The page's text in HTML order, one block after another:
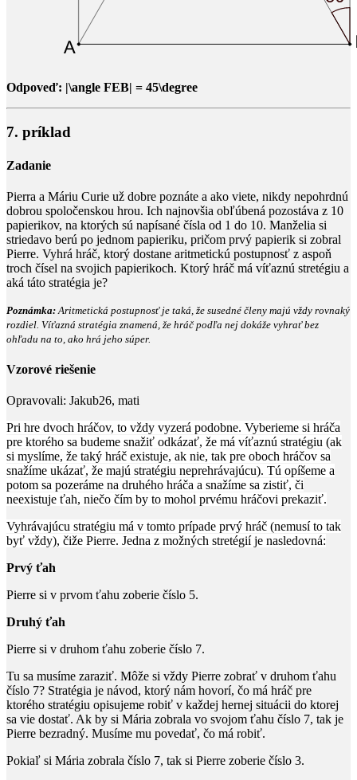
Odpoveď: |\angle FEB| = 45\degree
7. príklad
Zadanie
Pierra a Máriu Curie už dobre poznáte a ako viete, nikdy nepohrdnú
dobrou spoločenskou hrou. Ich najnovšia obľúbená pozostáva z 10
papierikov, na ktorých sú napísané čísla od 1 do 10. Manželia si
striedavo berú po jednom papieriku, pričom prvý papierik si zobral
Pierre. Vyhrá hráč, ktorý dostane aritmetickú postupnosť z aspoň
troch čísel na svojich papierikoch. Ktorý hráč má víťaznú stretégiu a
aká táto stratégia je?
Poznámka: Aritmetická postupnosť je taká, že susedné členy majú vždy rovnaký
rozdiel. Víťazná stratégia znamená, že hráč podľa nej dokáže vyhrať bez
ohľadu na to, ako hrá jeho súper.
Vzorové riešenie
Opravovali: Jakub26, mati
Pri hre dvoch hráčov, to vždy vyzerá podobne. Vyberieme si hráča
pre ktorého sa budeme snažiť odkázať, že má víťaznú stratégiu (ak
si myslíme, že taký hráč existuje, ak nie, tak pre oboch hráčov sa
snažíme ukázať, že majú stratégiu neprehrávajúcu). Tú opíšeme a
potom sa pozeráme na druhého hráča a snažíme sa zistiť, či
neexistuje ťah, niečo čím by to mohol prvému hráčovi prekaziť.
Vyhrávajúcu stratégiu má v tomto prípade prvý hráč (nemusí to tak
byť vždy), čiže Pierre. Jedna z možných stretégií je nasledovná:
Prvý ťah
Pierre si v prvom ťahu zoberie číslo 5.
Druhý ťah
Pierre si v druhom ťahu zoberie číslo 7​.
Tu sa musíme zaraziť. Môže si vždy Pierre zobrať v druhom ťahu
číslo 7? Stratégia je návod, ktorý nám hovorí, čo má hráč pre
ktorého stratégiu opisujeme robiť v každej hernej situácii do ktorej
sa vie dostať. Ak by si Mária zobrala vo svojom ťahu číslo 7, tak je
Pierre bezradný. Musíme mu povedať, čo má robiť.​
Pokiaľ si Mária zobrala číslo 7, tak si Pierre zoberie číslo 3.